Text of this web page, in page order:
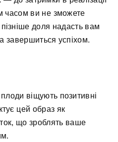
часом ви не зможете
доля надасть вам
завершиться успіхом.
віщують позитивні
цей образ як
що зроблять ваше